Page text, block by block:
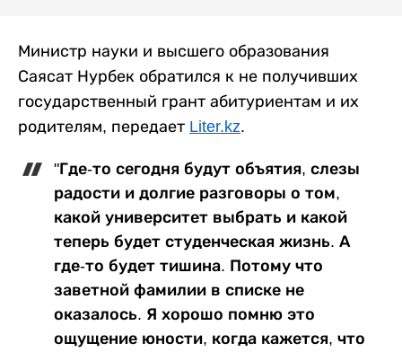
Министр науки и высшего образования
Саясат Нурбек обратился к не получивших
государственный грант абитуриентам и их
родителям, передает Liter.kz.
"Где-то сегодня будут объятия, слезы
радости и долгие разговоры о том,
какой университет выбрать и какой
теперь будет студенческая жизнь. А
где-то будет тишина. Потому что
заветной фамилии в списке не
оказалось. Я хорошо помню это
ощущение юности, когда кажется, что